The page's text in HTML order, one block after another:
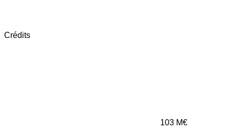
Crédits
103 M€